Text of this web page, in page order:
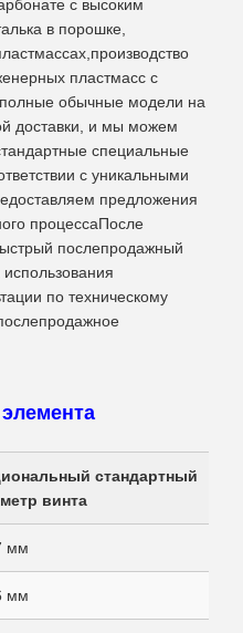
с высоким
в порошке,
пластмасс с
полные обычные модели на
доставки, и мы можем
специальные
с уникальными
предложения
процессаПосле
послепродажный
по техническому
стандартный
винта
мм
мм